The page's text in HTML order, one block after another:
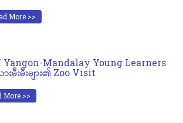
More >>
Yangon-Mandalay Young Learners
းမီးမီးများ၏ Zoo Visit
More >>